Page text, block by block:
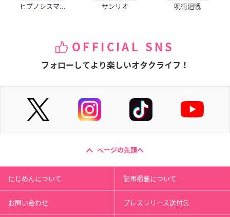
ヒプノシスマ... サンリオ 呪術廻戦
OFFICIAL SNS
フォローしてより楽しいオタクライフ！
ページの先頭へ
にじめんについて 記事掲載について
お問い合わせ プレスリリース送付先